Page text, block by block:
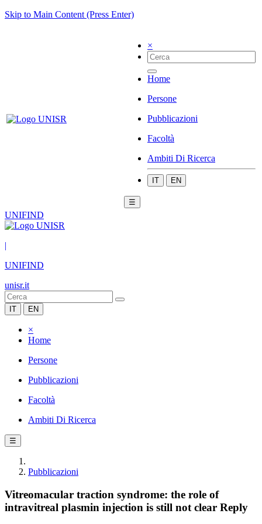
Skip to Main Content (Press Enter)
×
Home
Persone
Pubblicazioni
Facoltà
Ambiti Di Ricerca
IT EN
☰
UNIFIND
|
UNIFIND
unisr.it
IT EN
×
Home
Persone
Pubblicazioni
Facoltà
Ambiti Di Ricerca
☰
Pubblicazioni
Vitreomacular traction syndrome: the role of
intravitreal plasmin injection is still not clear Reply